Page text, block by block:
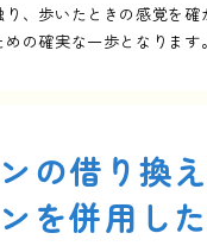
、歩いたときの感覚を確
の確実な一歩となります。
の借り換
を併用し